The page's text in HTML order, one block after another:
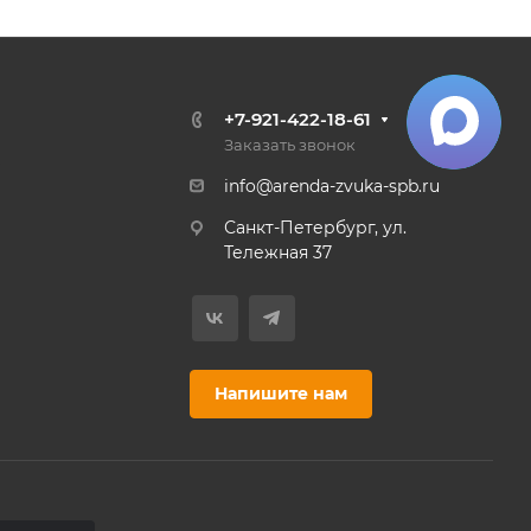
+7-921-422-18-61
Заказать звонок
info@arenda-zvuka-spb.ru
Санкт-Петербург, ул.
Тележная 37
Напишите нам